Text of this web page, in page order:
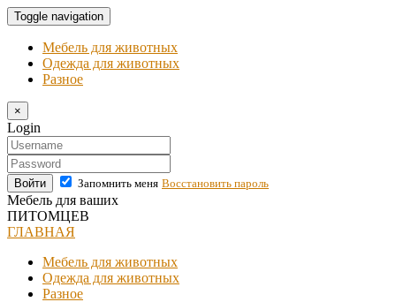
Toggle navigation
Мебель для животных
Одежда для животных
Разное
×
Login
Войти Запомнить меня Восстановить пароль
Мебель для ваших
ПИТОМЦЕВ
ГЛАВНАЯ
Мебель для животных
Одежда для животных
Разное